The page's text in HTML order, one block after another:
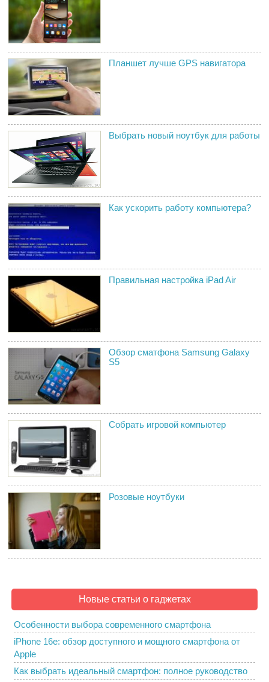
Планшет лучше GPS навигатора
Выбрать новый ноутбук для работы
Как ускорить работу компьютера?
Правильная настройка iPad Air
Обзор сматфона Samsung Galaxy
S5
Собрать игровой компьютер
Розовые ноутбуки
Новые статьи о гаджетах
Особенности выбора современного смартфона
iPhone 16e: обзор доступного и мощного смартфона от
Apple
Как выбрать идеальный смартфон: полное руководство